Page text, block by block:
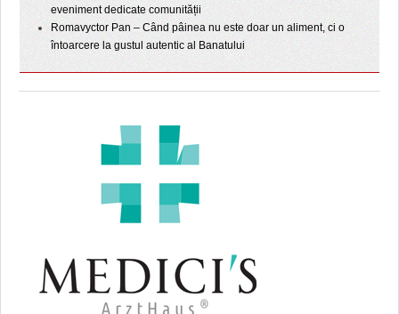
eveniment dedicate comunității
Romavyctor Pan – Când pâinea nu este doar un aliment, ci o
întoarcere la gustul autentic al Banatului